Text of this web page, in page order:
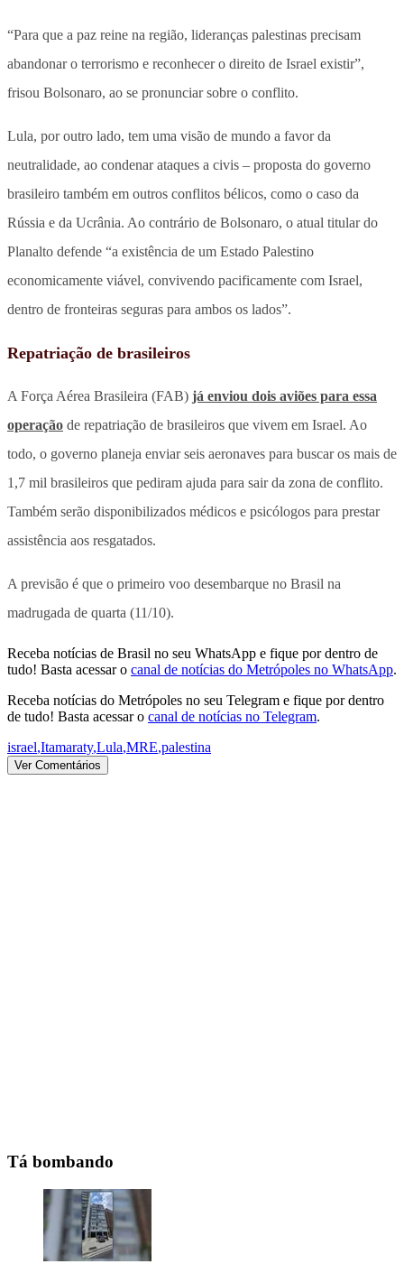
“Para que a paz reine na região, lideranças palestinas precisam
abandonar o terrorismo e reconhecer o direito de Israel existir”,
frisou Bolsonaro, ao se pronunciar sobre o conflito.
Lula, por outro lado, tem uma visão de mundo a favor da
neutralidade, ao condenar ataques a civis – proposta do governo
brasileiro também em outros conflitos bélicos, como o caso da
Rússia e da Ucrânia. Ao contrário de Bolsonaro, o atual titular do
Planalto defende “a existência de um Estado Palestino
economicamente viável, convivendo pacificamente com Israel,
dentro de fronteiras seguras para ambos os lados”.
Repatriação de brasileiros
A Força Aérea Brasileira (FAB) já enviou dois aviões para essa
operação de repatriação de brasileiros que vivem em Israel. Ao
todo, o governo planeja enviar seis aeronaves para buscar os mais de
1,7 mil brasileiros que pediram ajuda para sair da zona de conflito.
Também serão disponibilizados médicos e psicólogos para prestar
assistência aos resgatados.
A previsão é que o primeiro voo desembarque no Brasil na
madrugada de quarta (11/10).
Receba notícias de Brasil no seu WhatsApp e fique por dentro de
tudo! Basta acessar o canal de notícias do Metrópoles no WhatsApp.
Receba notícias do Metrópoles no seu Telegram e fique por dentro
de tudo! Basta acessar o canal de notícias no Telegram.
israel,Itamaraty,Lula,MRE,palestina
Ver Comentários
Tá bombando